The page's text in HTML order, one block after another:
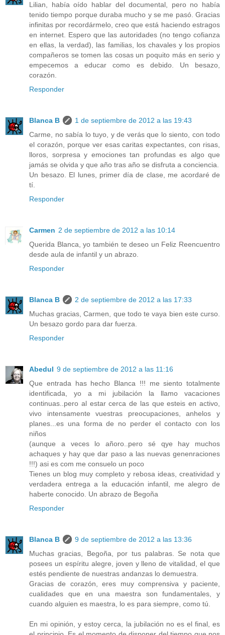
Lilian, había oído hablar del documental, pero no había
tenido tiempo porque duraba mucho y se me pasó. Gracias
infinitas por recordármelo, creo que está haciendo estragos
en internet. Espero que las autoridades (no tengo cofianza
en ellas, la verdad), las familias, los chavales y los propios
compañeros se tomen las cosas un poquito más en serio y
empecemos a educar como es debido. Un besazo,
corazón.
Responder
Blanca B
1 de septiembre de 2012 a las 19:43
Carme, no sabía lo tuyo, y de verás que lo siento, con todo
el corazón, porque ver esas caritas expectantes, con risas,
lloros, sorpresa y emociones tan profundas es algo que
jamás se olvida y que año tras año se disfruta a conciencia.
Un besazo. El lunes, primer día de clase, me acordaré de
tí.
Responder
Carmen 2 de septiembre de 2012 a las 10:14
Querida Blanca, yo también te deseo un Feliz Reencuentro
desde aula de infantil y un abrazo.
Responder
Blanca B
2 de septiembre de 2012 a las 17:33
Muchas gracias, Carmen, que todo te vaya bien este curso.
Un besazo gordo para dar fuerza.
Responder
Abedul 9 de septiembre de 2012 a las 11:16
Que entrada has hecho Blanca !!! me siento totalmente
identificada, yo a mi jubilación la llamo vacaciones
continuas..pero al estar cerca de las que esteis en activo,
vivo intensamente vuestras preocupaciones, anhelos y
planes...es una forma de no perder el contacto con los
niños
(aunque a veces lo añoro..pero sé qye hay muchos
achaques y hay que dar paso a las nuevas genenraciones
!!!) asi es com me consuelo un poco
Tienes un blog muy completo y rebosa ideas, creatividad y
verdadera entrega a la educación infantil, me alegro de
haberte conocido. Un abrazo de Begoña
Responder
Blanca B
9 de septiembre de 2012 a las 13:36
Muchas gracias, Begoña, por tus palabras. Se nota que
posees un espíritu alegre, joven y lleno de vitalidad, el que
estés pendiente de nuestras andanzas lo demuestra.
Gracias de corazón, eres muy comprensiva y paciente,
cualidades que en una maestra son fundamentales, y
cuando alguien es maestra, lo es para siempre, como tú.
En mi opinión, y estoy cerca, la jubilación no es el final, es